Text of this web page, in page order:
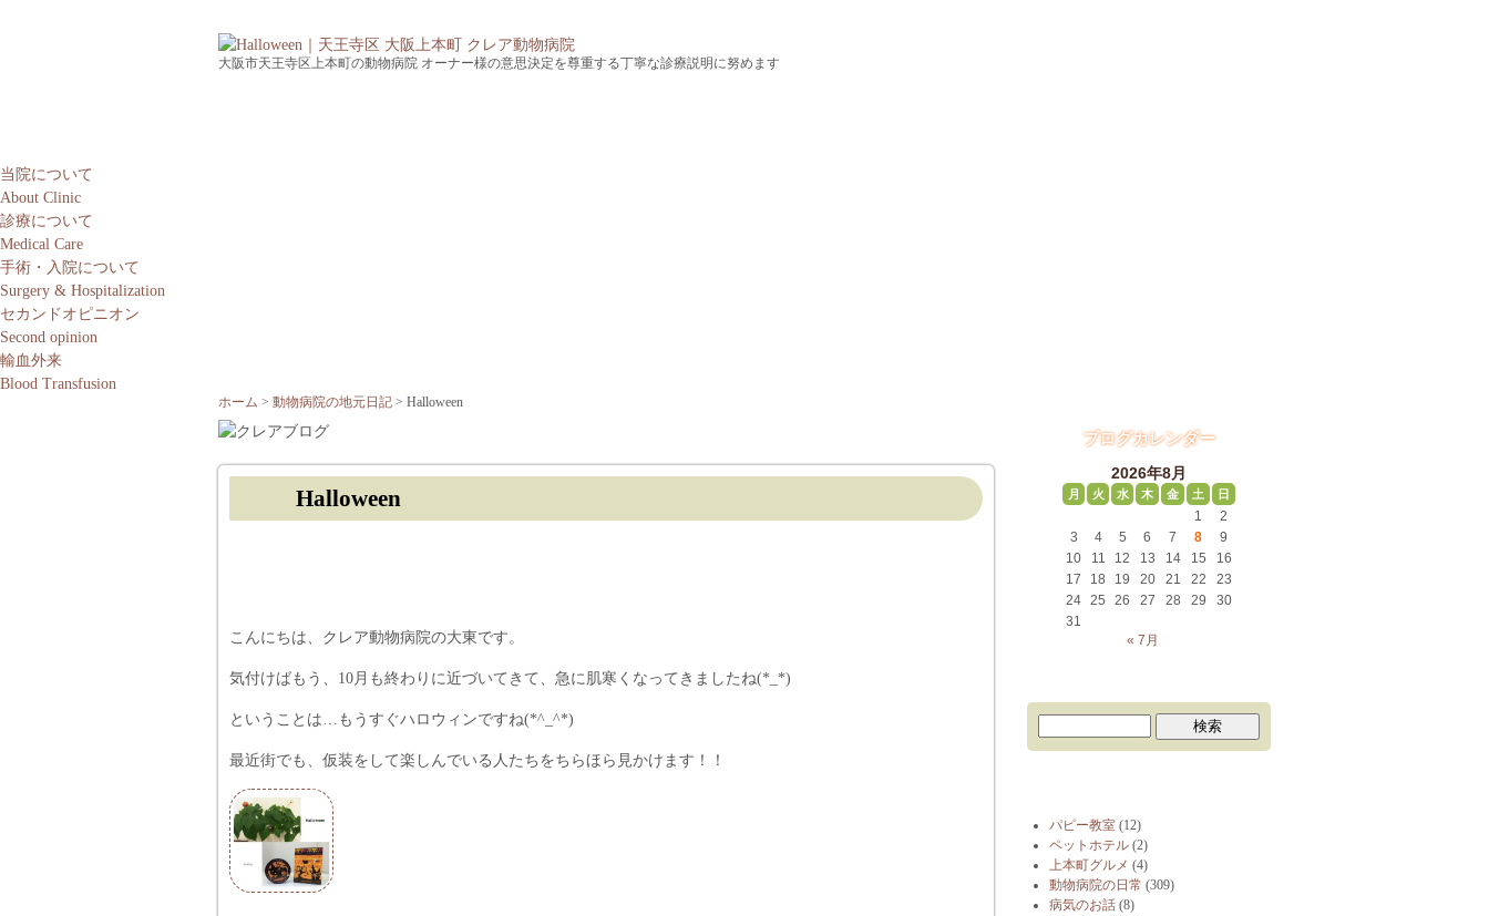
大阪市天王寺区上本町の動物病院 オーナー様の意思決定を尊重する丁寧な診療説明に努めます
当院について
About Clinic
診療について
Medical Care
手術・入院について
Surgery & Hospitalization
セカンドオピニオン
Second opinion
輸血外来
Blood Transfusion
ホーム 動物病院の地元日記 Halloween
Halloween
こんにちは、クレア動物病院の大東です。
気付けばもう、10月も終わりに近づいてきて、急に肌寒くなってきましたね(*_*)
ということは…もうすぐハロウィンですね(*^_^*)
最近街でも、仮装をして楽しんでいる人たちをちらほら見かけます！！
ブログカレンダー
2026年8月
月 火 水 木 金 土 日
1
2
3
4 5 6 7 8
9
10
11 12 13 14 15
16
17
18 19 20 21 22
23
24 25 26 27 28 29
30
31
« 7月
パピー教室 (12)
ペットホテル (2)
上本町グルメ (4)
動物病院の日常 (309)
病気のお話 (8)